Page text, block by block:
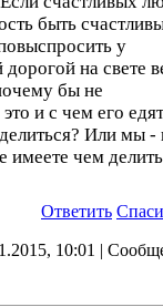
быть
у
дорогой на свете
бы не
и с чем его
Или мы -
имеете чем
Ответить
10:01 |